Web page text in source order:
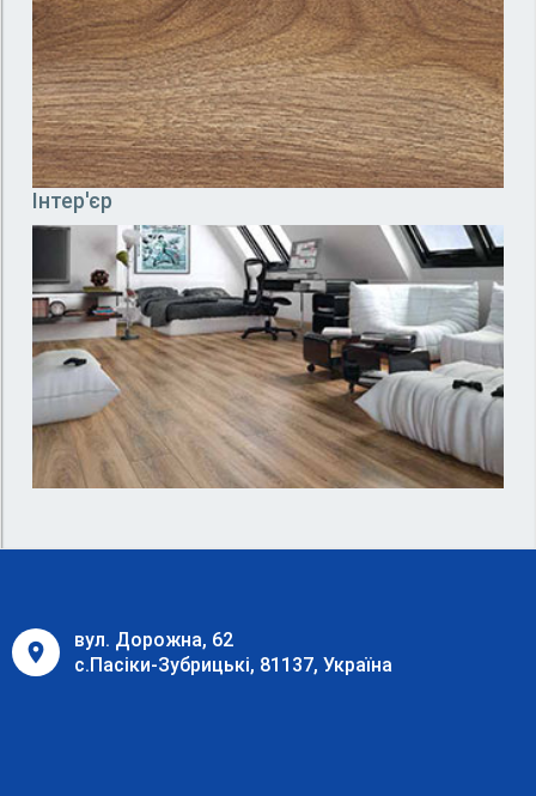
Інтер'єр
вул. Дорожна, 62
с.Пасіки-Зубрицькі, 81137, Україна